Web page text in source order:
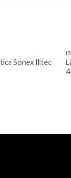
Sonex Illtec